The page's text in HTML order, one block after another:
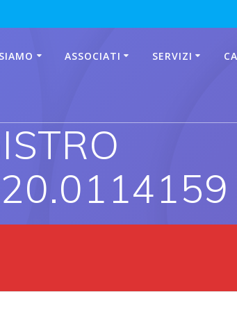
ASSOCIATI SERVIZI